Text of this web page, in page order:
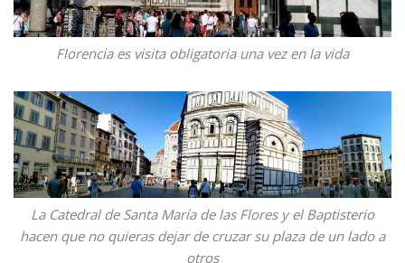
Florencia es visita obligatoria una vez en la vida
La Catedral de Santa María de las Flores y el Baptisterio
hacen que no quieras dejar de cruzar su plaza de un lado a
otros